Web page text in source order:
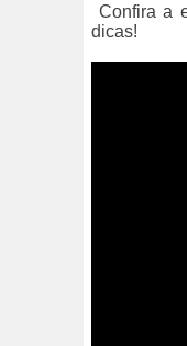
Confira a
dicas!